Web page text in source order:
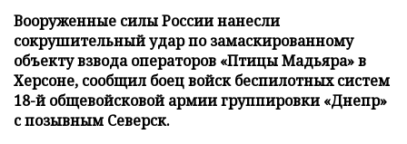
Вооруженные силы России нанесли
сокрушительный удар по замаскированному
объекту взвода операторов «Птицы Мадьяра» в
Херсоне, сообщил боец войск беспилотных систем
18-й общевойсковой армии группировки «Днепр»
с позывным Северск.